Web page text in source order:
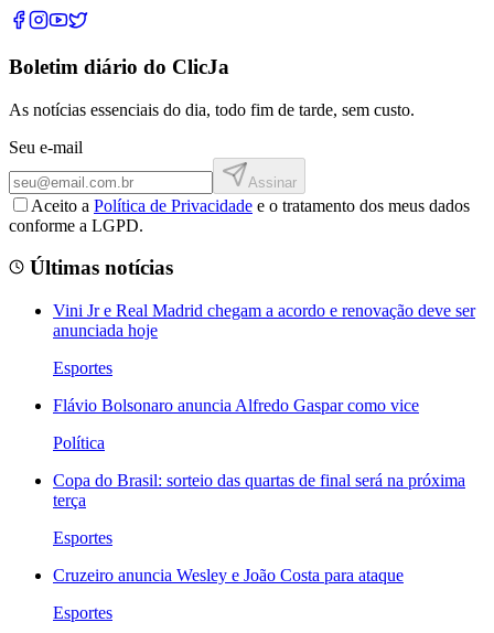
Boletim diário do ClicJa
As notícias essenciais do dia, todo fim de tarde, sem custo.
Seu e-mail
Assinar
Aceito a Política de Privacidade e o tratamento dos meus dados
conforme a LGPD.
Últimas notícias
Vini Jr e Real Madrid chegam a acordo e renovação deve ser
anunciada hoje
Esportes
Flávio Bolsonaro anuncia Alfredo Gaspar como vice
Política
Copa do Brasil: sorteio das quartas de final será na próxima
terça
Esportes
Cruzeiro anuncia Wesley e João Costa para ataque
Esportes